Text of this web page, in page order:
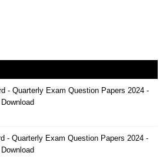
- Quarterly Exam Question Papers 2024 -
- Quarterly Exam Question Papers 2024 -